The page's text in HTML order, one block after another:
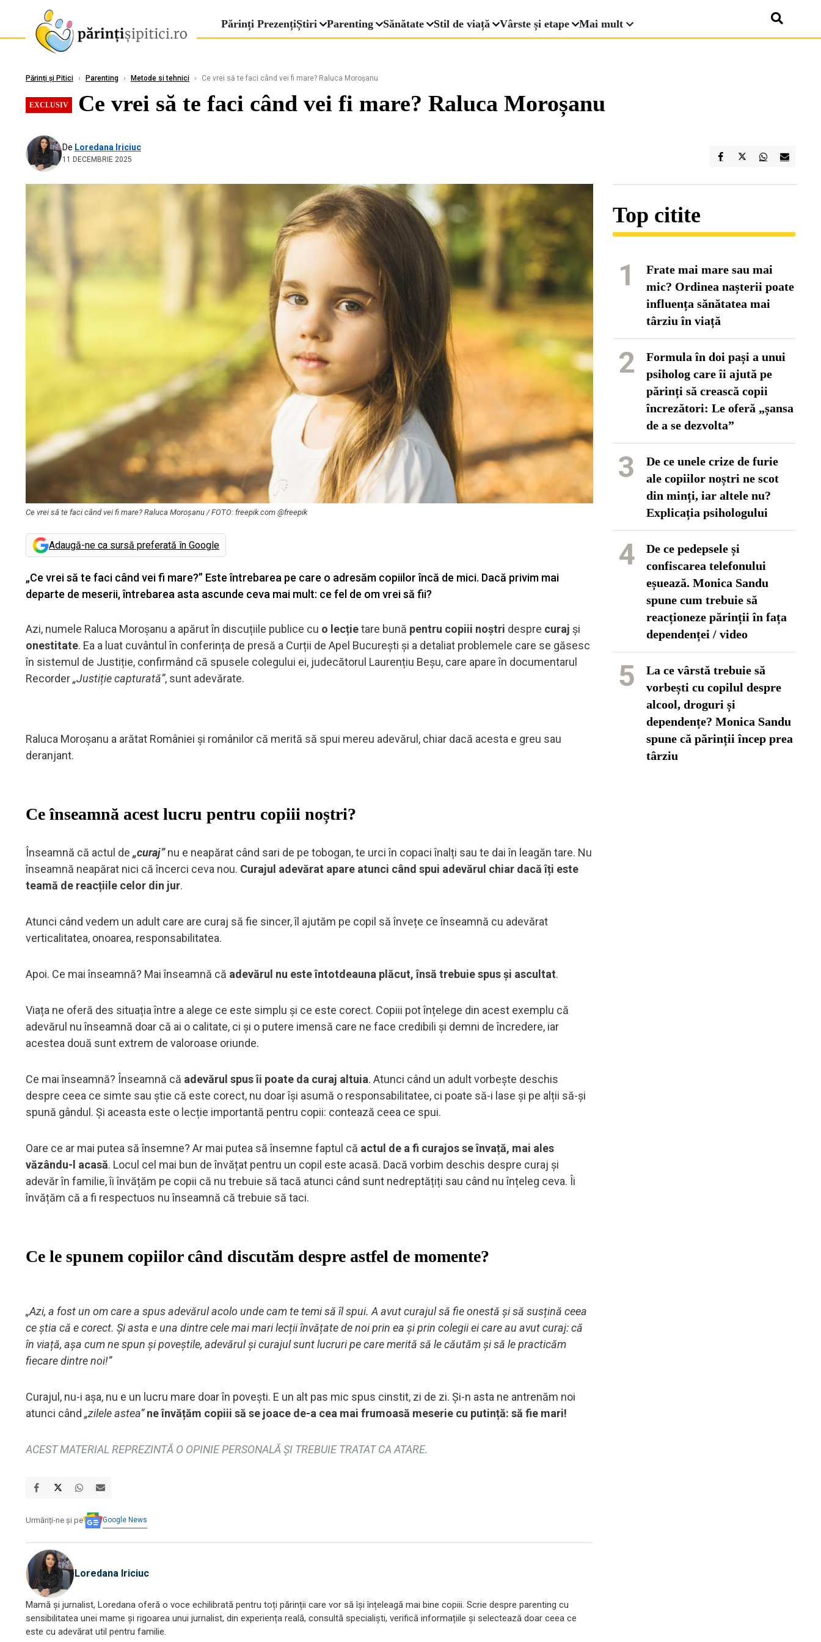
Părinți PrezențiȘtiri Parenting Sănătate Stil de viață Vârste și etape Mai mult
Părinți și Pitici › Parenting › Metode si tehnici › Ce vrei să te faci când vei fi mare? Raluca Moroșanu
EXCLUSIV Ce vrei să te faci când vei fi mare? Raluca Moroșanu
De Loredana Iriciuc
11 DECEMBRIE 2025
Ce vrei să te faci când vei fi mare? Raluca Moroșanu / FOTO: freepik.com @freepik
Adaugă-ne ca sursă preferată în Google
„Ce vrei să te faci când vei fi mare?” Este întrebarea pe care o adresăm copiilor încă de mici. Dacă privim mai
departe de meserii, întrebarea asta ascunde ceva mai mult: ce fel de om vrei să fii?
Azi, numele Raluca Moroșanu a apărut în discuțiile publice cu o lecțietare bună pentru copiii noștri despre curaj și
onestitate. Ea a luat cuvântul în conferința de presă a Curții de Apel București și a detaliat problemele care se găsesc
în sistemul de Justiție, confirmând că spusele colegului ei, judecătorul Laurențiu Beșu, care apare în documentarul
Recorder„Justiție capturată”, sunt adevărate.
Raluca Moroșanu a arătat României și românilor că merită să spui mereu adevărul, chiar dacă acesta e greu sau
deranjant.
Ce înseamnă acest lucru pentru copiii noștri?
Înseamnă că actul de „curaj”nu e neapărat când sari de pe tobogan, te urci în copaci înalți sau te dai în leagăn tare. Nu
înseamnă neapărat nici că încerci ceva nou. Curajul adevărat apare atunci când spui adevărul chiar dacă îți este
teamă de reacțiile celor din jur.
Atunci când vedem un adult care are curaj să fie sincer, îl ajutăm pe copil să învețe ce înseamnă cu adevărat
verticalitatea, onoarea, responsabilitatea.
Apoi. Ce mai înseamnă? Mai înseamnă că adevărul nu este întotdeauna plăcut, însă trebuie spus și ascultat.
Viața ne oferă des situația între a alege ce este simplu și ce este corect. Copiii pot înțelege din acest exemplu că
adevărul nu înseamnă doar că ai o calitate, ci și o putere imensă care ne face credibili și demni de încredere, iar
acestea două sunt extrem de valoroase oriunde.
Ce mai înseamnă? Înseamnă că adevărul spus îi poate da curaj altuia. Atunci când un adult vorbește deschis
despre ceea ce simte sau știe că este corect, nu doar își asumă o responsabilitatee, ci poate să-i lase și pe alții să-și
spună gândul. Și aceasta este o lecție importantă pentru copii: contează ceea ce spui.
Oare ce ar mai putea să însemne? Ar mai putea să însemne faptul că actul de a fi curajos se învață, mai ales
văzându-l acasă. Locul cel mai bun de învățat pentru un copil este acasă. Dacă vorbim deschis despre curaj și
adevăr în familie, îi învățăm pe copii că nu trebuie să tacă atunci când sunt nedreptățiți sau când nu înțeleg ceva. Îi
învățăm că a fi respectuos nu înseamnă că trebuie să taci.
Ce le spunem copiilor când discutăm despre astfel de momente?
„Azi, a fost un om care a spus adevărul acolo unde cam te temi să îl spui. A avut curajul să fie onestă și să susțină ceea
ce știa că e corect. Și asta e una dintre cele mai mari lecții învățate de noi prin ea și prin colegii ei care au avut curaj: că
în viață, așa cum ne spun și poveștile, adevărul și curajul sunt lucruri pe care merită să le căutăm și să le practicăm
fiecare dintre noi!”
Curajul, nu-i așa, nu e un lucru mare doar în povești. E un alt pas mic spus cinstit, zi de zi. Și-n asta ne antrenăm noi
atunci când „zilele astea” ne învățăm copiii să se joace de-a cea mai frumoasă meserie cu putință: să fie ​‍​‌‍​‍‌mari!
ACEST MATERIAL REPREZINTĂ O OPINIE PERSONALĂ ȘI TREBUIE TRATAT CA ATARE.
Urmăriți-ne și pe Google News
Loredana Iriciuc
Mamă și jurnalist, Loredana oferă o voce echilibrată pentru toți părinții care vor să își înțeleagă mai bine copiii. Scrie despre parenting cu
sensibilitatea unei mame și rigoarea unui jurnalist, din experiența reală, consultă specialiști, verifică informațiile și selectează doar ceea ce
este cu adevărat util pentru familie.
Top citite
1
Frate mai mare sau mai
mic? Ordinea nașterii poate
influența sănătatea mai
târziu în viață
2
Formula în doi pași a unui
psiholog care îi ajută pe
părinți să crească copii
încrezători: Le oferă „șansa
de a se dezvolta”
3
De ce unele crize de furie
ale copiilor noștri ne scot
din minți, iar altele nu?
Explicația psihologului
4
De ce pedepsele și
confiscarea telefonului
eșuează. Monica Sandu
spune cum trebuie să
reacționeze părinții în fața
dependenței / video
5
La ce vârstă trebuie să
vorbești cu copilul despre
alcool, droguri și
dependențe? Monica Sandu
spune că părinții încep prea
târziu